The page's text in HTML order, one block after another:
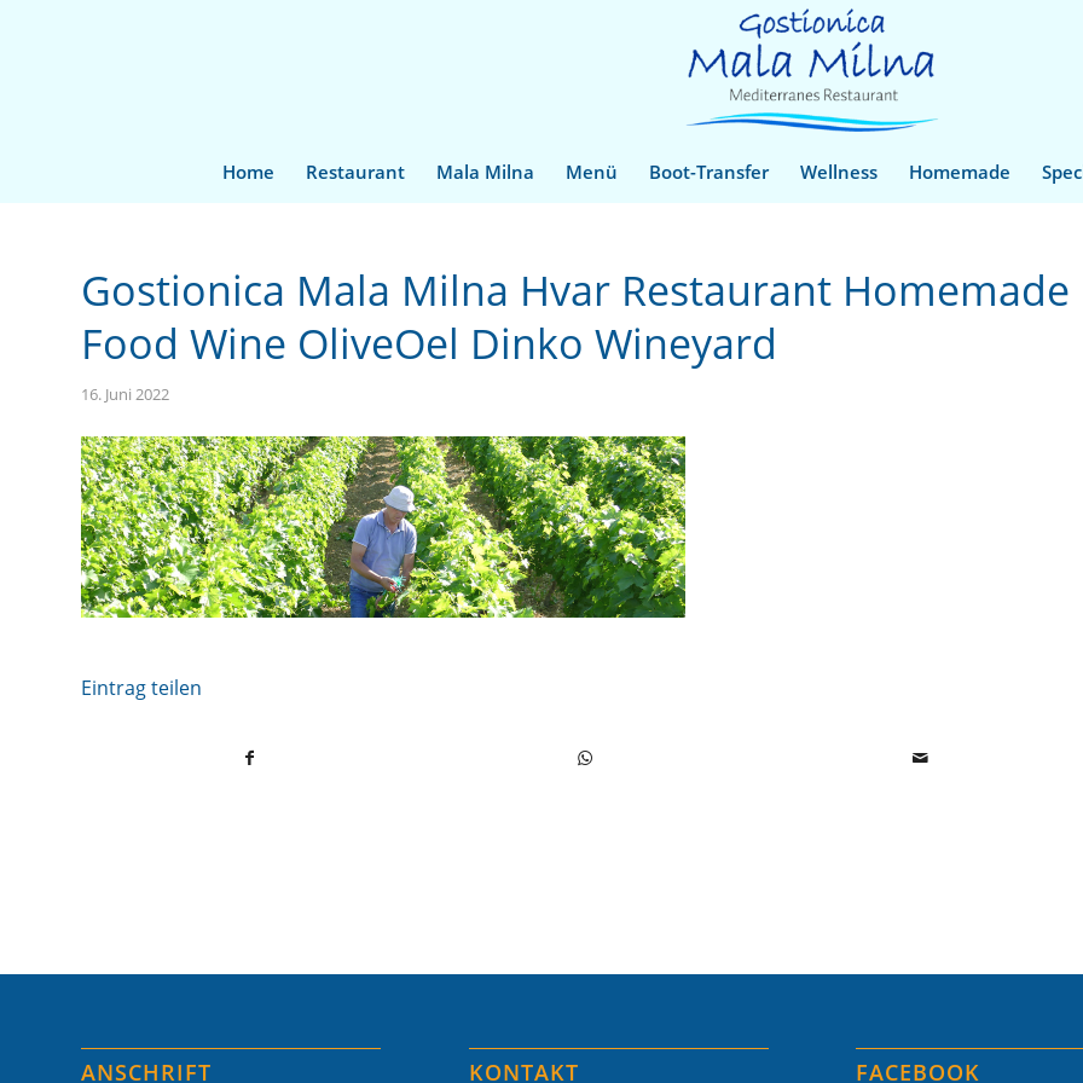
Home Restaurant Mala Milna Menü Boot-Transfer Wellness Homemade
Gostionica Mala Milna Hvar Restaurant Homemade
Food Wine OliveOel Dinko Wineyard
16. Juni 2022
Eintrag teilen
ANSCHRIFT KONTAKT FACEBOOK